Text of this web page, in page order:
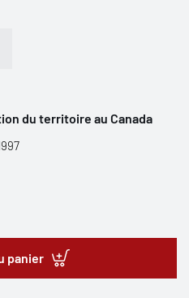
du territoire au Canada
panier